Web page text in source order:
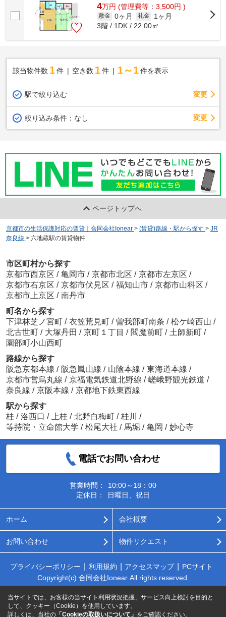
4万円 (管理費等：3,500円 )
敷金 0ヶ月 礼金
1ヶ月
3階 / 1DK / 22.00㎡
該当物件数 1件 空き数 1 件 1～1 件を表示
駅で絞り込む 変更
絞り込み条件： なし 変更
ページトップへ
京都市の生活保護対応の賃貸｜合同会社Ionear > (賃貸)路線・駅から探す > JR
奈良線 > 六地蔵駅の賃貸物件
市区町村から探す
京都市西京区 / 亀岡市 / 京都市北区 / 京都市左京区 /
京都市右京区 / 京都市伏見区 / 福知山市 / 京都市山科区 /
京都市上京区 / 南丹市
町名から探す
下津林芝ノ宮町 / 衣笠荒見町 / 曽我部町南条 / 松ケ崎西山 /
北古世町 / 大塚丹田 / 京町１丁目 / 閻魔前町 / 土師新町 /
園部町小山西町
路線から探す
阪急京都本線 / 阪急嵐山線 / 山陰本線 / 東海道本線 /
京都市営烏丸線 / 京福電気鉄道北野線 / 嵯峨野観光鉄道 /
奈良線 / 京阪本線 / 京都地下鉄東西線
駅から探す
桂 / 洛西口 / 上桂 / 北野白梅町 / 桂川
/
等持院・立命館大学 / 松尾大社 / 馬堀 / 亀岡 / 妙心寺
電話でお問い合わせ
営業時間：
10:00～18：00
定休日：
日曜日、祝日
ホーム 会社概要
お問い合わせ 物件リクエスト
プライバシーポリシー 利用規約 アクセスマップ
PCサイト
Copyright(c) 合同会社Ionear All rights reserved.
当サイトでは、お客様の当サイト利用状況把握、サービス向上検討を目的と
して、クッキー（Cookie）を使用しています。
詳しくは、当社の 「Cookieの取扱いについて」 をご確認ください。